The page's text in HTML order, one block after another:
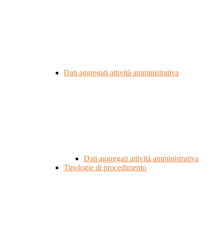
Dati aggregati attività amministrativa
Dati aggregati attività amministrativa
Tipologie di procedimento